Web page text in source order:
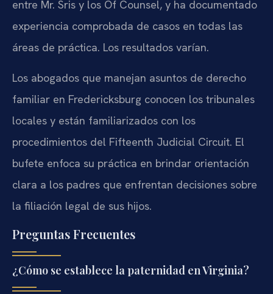
entre Mr. Sris y los Of Counsel, y ha documentado
experiencia comprobada de casos en todas las
áreas de práctica. Los resultados varían.
Los abogados que manejan asuntos de derecho
familiar en Fredericksburg conocen los tribunales
locales y están familiarizados con los
procedimientos del Fifteenth Judicial Circuit. El
bufete enfoca su práctica en brindar orientación
clara a los padres que enfrentan decisiones sobre
la filiación legal de sus hijos.
Preguntas Frecuentes
¿Cómo se establece la paternidad en Virginia?